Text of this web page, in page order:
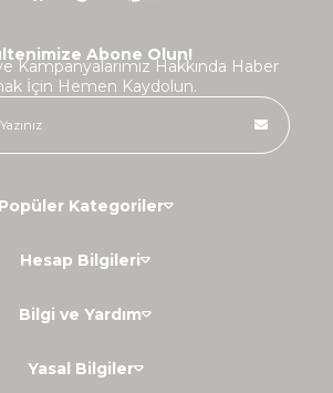
Abone Olun!
Kampanyalarımız Hakkında Haber
İçin Hemen Kaydolun.
Popüler Kategoriler
Hesap Bilgileri
Bilgi ve Yardım
Yasal Bilgiler